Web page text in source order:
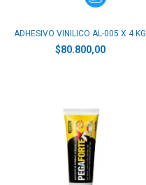
ADHESIVO VINILICO AL-005 X 4 KG
$80.800,00